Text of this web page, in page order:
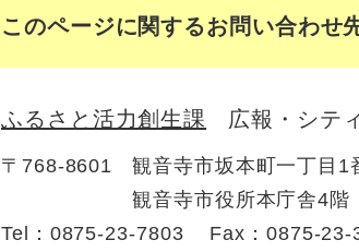
このページに関するお問い合わせ
ふるさと活力創生課 広報・シテ
〒768-8601
観音寺市坂本町一丁目1
観音寺市役所本庁舎4階
Tel：0875-23-7803
Fax：0875-23-